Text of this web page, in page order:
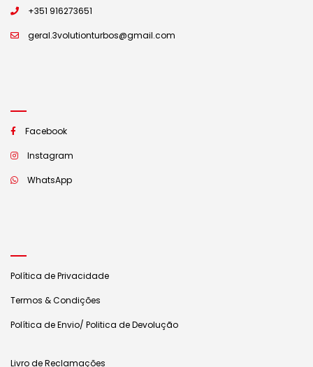
+351 916273651
geral.3volutionturbos@gmail.com
Facebook
Instagram
WhatsApp
Política de Privacidade
Termos & Condições
Política de Envio/ Politica de Devolução
Livro de Reclamações